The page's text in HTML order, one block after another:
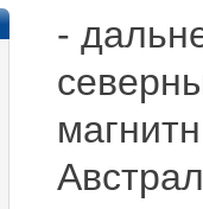
-